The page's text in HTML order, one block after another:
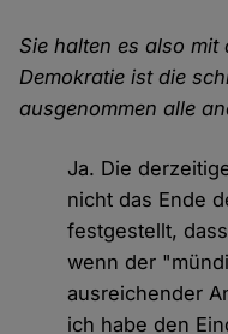
Sie halten es also
Demokratie ist die
ausgenommen alle
Ja. Die
nicht das Ende
festgestellt,
wenn der
ausreichender
ich habe den